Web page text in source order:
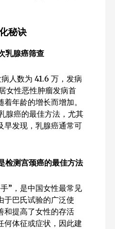
秘诀
乳腺癌筛查
人数为 41.6 万，发病
女性恶性肿瘤发病首
年龄的增长而增加。
腺癌的最佳方法，尤其
早发现，乳腺癌通常可
检测宫颈癌的最佳方法
”，是中国女性最常见
于巴氏试验的广泛使
和提高了女性的存活
何体征或症状，因此建